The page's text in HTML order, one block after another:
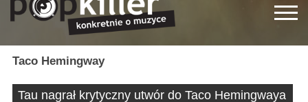
Taco Hemingway
Tau nagrał krytyczny utwór do Taco Hemingwaya